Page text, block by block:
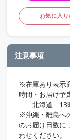
お気に入
注意事項
※在庫あり表示
時間・お届け予
北海道：13時
※沖縄・離島へ
のお届け日数に
わせください。